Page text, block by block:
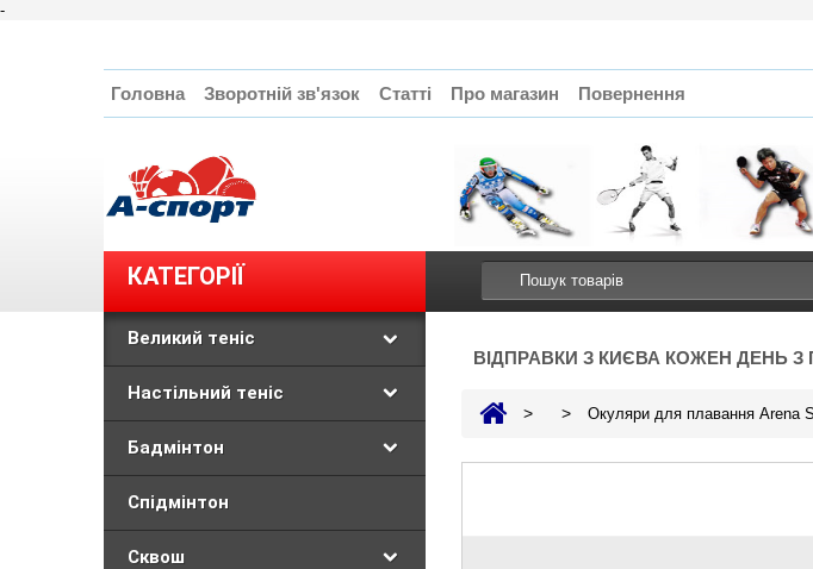
-
Головна Зворотній зв'язок Статті Про магазин Повернення
КАТЕГОРІЇ
Великий теніс
Настільний теніс
Бадмінтон
Спідмінтон
Сквош
ВІДПРАВКИ З КИЄВА КОЖЕН ДЕНЬ
> > Окуляри для плавання Arena